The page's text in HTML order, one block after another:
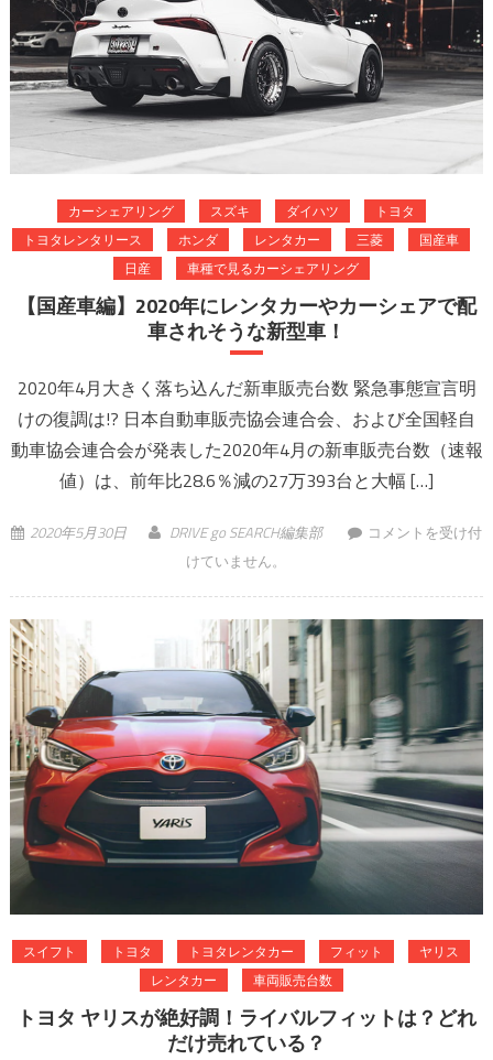
カーシェアリング スズキ ダイハツ
トヨタ
トヨタレンタリース
ホンダ レンタカー 三菱
国産車
日産
車種で見るカーシェアリング
【国産車編】2020年にレンタカーやカーシェアで配
車されそうな新型車！
2020年4月大きく落ち込んだ新車販売台数 緊急事態宣言明
けの復調は!? 日本自動車販売協会連合会、および全国軽自
動車協会連合会が発表した2020年4月の新車販売台数（速報
値）は、前年比28.6％減の27万393台と大幅 […]
2020年5月30日 DRIVE go SEARCH編集部
【国産車編】2020
車！ は
コメントを受け付
けていません。
スイフト トヨタ トヨタレンタカー フィット
ヤリス
レンタカー
車両販売台数
トヨタ ヤリスが絶好調！ライバルフィットは？どれ
だけ売れている？